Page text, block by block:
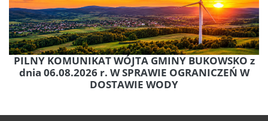
PILNY KOMUNIKAT WÓJTA GMINY BUKOWSKO z
dnia 06.08.2026 r. W SPRAWIE OGRANICZEŃ W
DOSTAWIE WODY